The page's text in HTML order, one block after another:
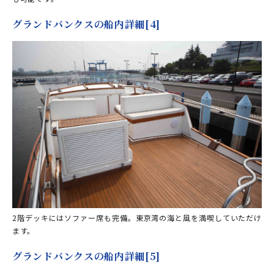
グランドバンクスの船内詳細[4]
2階デッキにはソファー席も完備。東京湾の海と風を満喫していただけ
ます。
グランドバンクスの船内詳細[5]